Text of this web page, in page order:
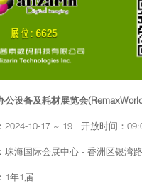
公设备及耗材展览会
2024-10-17 ~ 19 开放时间：
珠海国际会展中心 - 香洲区银湾
1年1届